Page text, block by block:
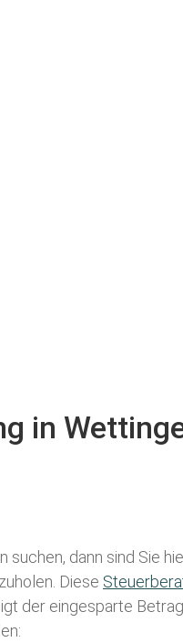
in
suchen, dann sind Sie
Diese
der eingesparte